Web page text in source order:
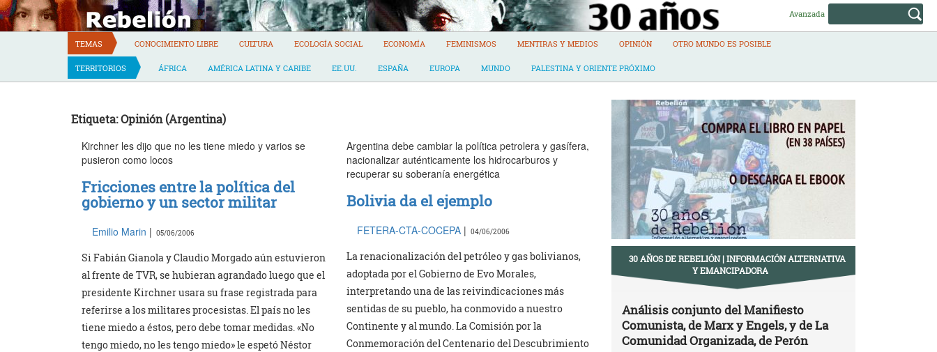
Skip
to
content
Avanzada
TEMAS CONOCIMIENTO LIBRE CULTURA ECOLOGÍA SOCIAL ECONOMÍA FEMINISMOS MENTIRAS Y MEDIOS OPINIÓN OTRO MUNDO ES POSIBLE
TERRITORIOS ÁFRICA AMÉRICA LATINA Y CARIBE EE.UU. ESPAÑA EUROPA MUNDO PALESTINA Y ORIENTE PRÓXIMO
Etiqueta: Opinión (Argentina)
Kirchner les dijo que no les tiene miedo y varios se
pusieron como locos
Fricciones entre la política del
gobierno y un sector militar
Emilio Marin | 05/06/2006
Si Fabián Gianola y Claudio Morgado aún estuvieron
al frente de TVR, se hubieran agrandado luego que el
presidente Kirchner usara su frase registrada para
referirse a los militares procesistas. El país no les
tiene miedo a éstos, pero debe tomar medidas. «No
tengo miedo, no les tengo miedo» le espetó Néstor
Argentina debe cambiar la política petrolera y gasífera,
nacionalizar auténticamente los hidrocarburos y
recuperar su soberanía energética
Bolivia da el ejemplo
FETERA-CTA-COCEPA | 04/06/2006
La renacionalización del petróleo y gas bolivianos,
adoptada por el Gobierno de Evo Morales,
interpretando una de las reivindicaciones más
sentidas de su pueblo, ha conmovido a nuestro
Continente y al mundo. La Comisión por la
Conmemoración del Centenario del Descubrimiento
30 AÑOS DE REBELIÓN | INFORMACIÓN ALTERNATIVA
Y EMANCIPADORA
Análisis conjunto del Manifiesto
Comunista, de Marx y Engels, y de La
Comunidad Organizada, de Perón